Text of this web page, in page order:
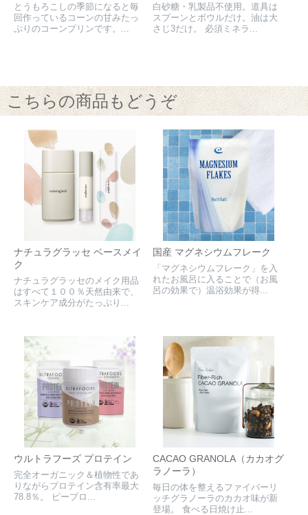
とうもろこしの季節になると毎
回作っているコーンの甘みたっ
ぷりのコーンプリンです。...
白砂糖・乳製品不使用。道具は
スプーンとボウルだけ。油は大
さじ3だけ。 必須ミネラ...
こちらの商品もどうぞ
ナチュラグラッセ ベースメイ
ク
ナチュラグラッセのメイク用品
はすべて１００％天然由来で、
スキンケア成分がたっぷり...
国産 マグネシウムフレーク
「マグネシウムフレーク」を入
れたお風呂に入ることで（お風
呂の効果で）温浴効果が得...
ウルトラフーズ プロテイン
完全オーガニック＆植物性であ
りながらプロテイン含有率最大
78.8％。 ピープロ...
CACAO GRANOLA（カカオグ
ラノーラ）
毎日の体を整えるファイバーリ
ッチグラノーラのカカオ味が新
登場。 食べる日焼け止...